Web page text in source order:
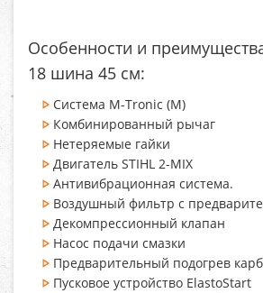
Особенности и
18 шина 45 см:
Система M-Tronic (M)
Комбинированный рычаг
Нетеряемые гайки
Двигатель STIHL 2-MIX
Антивибрационная система.
Воздушный фильтр с
Декомпрессионный клапан
Насос подачи смазки
Предварительный подогрев
Пусковое устройство ElastoStart